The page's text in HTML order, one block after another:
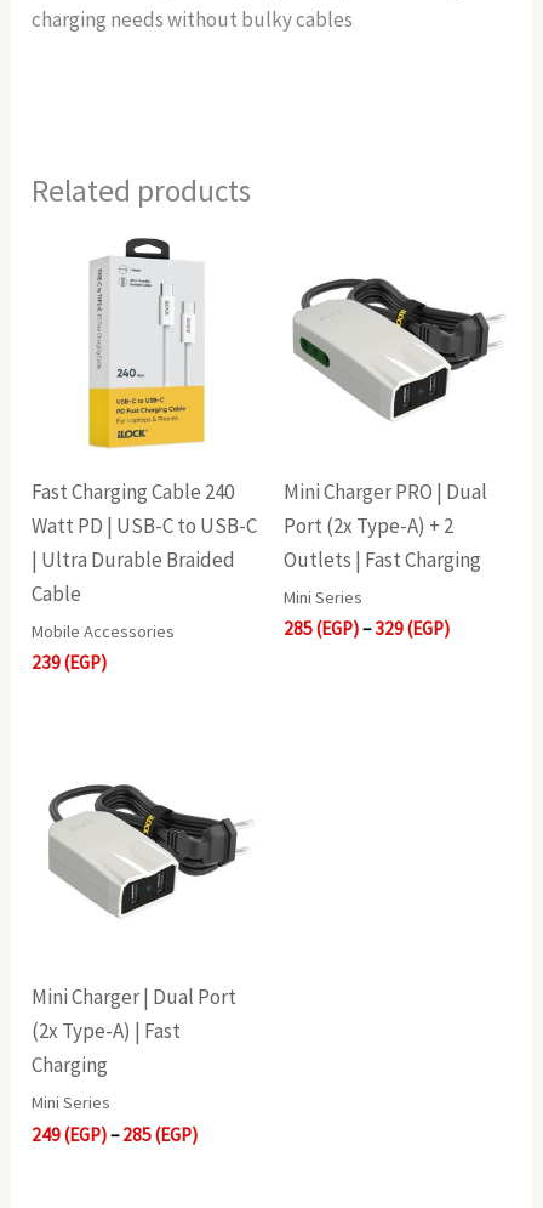
charging needs without bulky cables
Related products
Fast Charging Cable 240
Watt PD | USB-C to USB-C
| Ultra Durable Braided
Cable
Mobile Accessories
239(EGP)
Mini Charger PRO | Dual
Port (2x Type-A) + 2
Outlets | Fast Charging
Mini Series
285(EGP)–329(EGP)
through
329(EGP)
Mini Charger | Dual Port
(2x Type-A) | Fast
Charging
Mini Series
249(EGP)– 285(EGP)
through
285(EGP)